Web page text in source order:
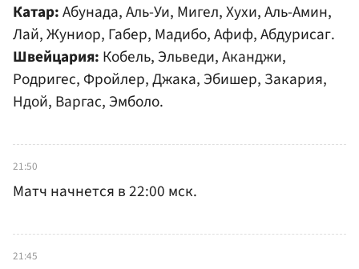
Катар:Абунада, Аль-Уи, Мигел, Хухи, Аль-Амин,
Лай, Жуниор, Габер, Мадибо, Афиф, Абдурисаг.
Швейцария: Кобель, Эльведи, Аканджи,
Родригес, Фройлер, Джака, Эбишер, Закария,
Ндой, Варгас, Эмболо.
21:50
Матч начнется в 22:00 мск.
21:45